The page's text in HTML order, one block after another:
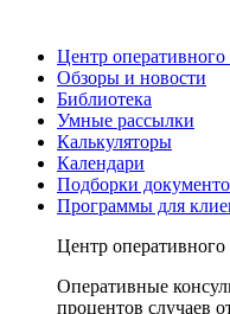
Центр оперативного
Обзоры и новости
Библиотека
Умные рассылки
Калькуляторы
Календари
Подборки
Программы для
Центр оперативного
Оперативные
процентов случаев